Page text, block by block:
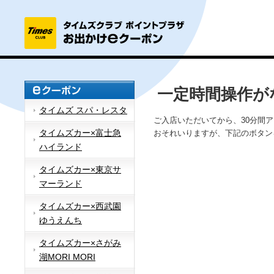
タイムズ スパ・レスタ
タイムズカー×富士急
ハイランド
タイムズカー×東京サ
マーランド
タイムズカー×西武園
ゆうえんち
タイムズカー×さがみ
湖MORI MORI
一定時間操作
ご入店いただいてから、30分間
おそれいりますが、下記のボタ